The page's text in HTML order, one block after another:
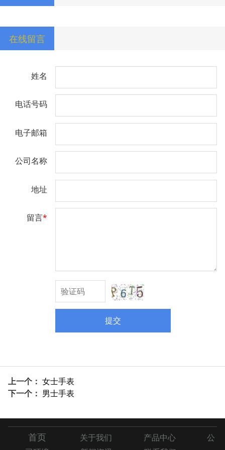
在线留言
姓名
电话号码
电子邮箱
公司名称
地址
留言*
提交
上一个：女士手表
下一个： 男士手表
首页 关于我们 产品中心
公